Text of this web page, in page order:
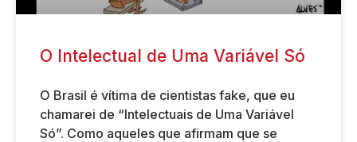
O Intelectual de Uma Variável Só
O Brasil é vítima de cientistas fake, que eu
chamarei de “Intelectuais de Uma Variável
Só”. Como aqueles que afirmam que se